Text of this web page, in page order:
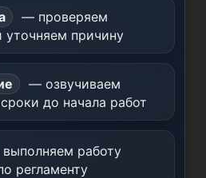
— проверяем
уточняем причину
— озвучиваем
до начала работ
работу
регламенту